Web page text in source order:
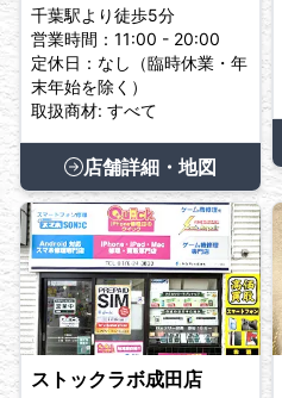
千葉駅より徒歩5分
営業時間：11:00 - 20:00
定休日：なし（臨時休業・年
末年始を除く）
取扱商材: すべて
店舗詳細・地図
ストックラボ成田店